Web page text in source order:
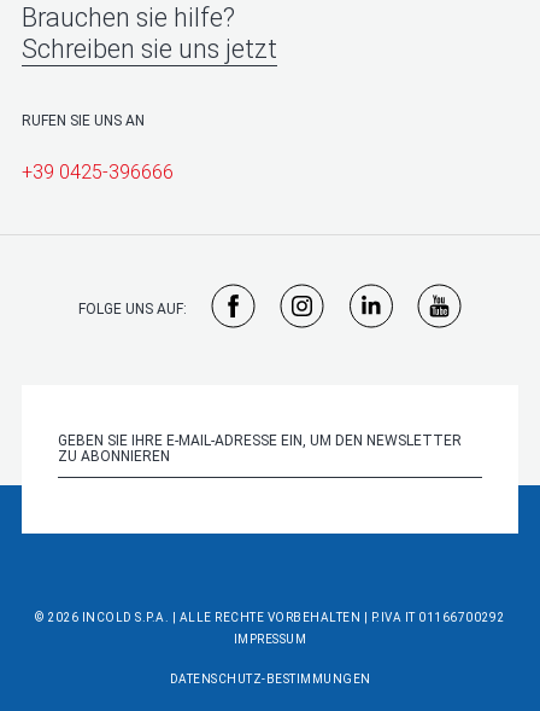
Brauchen sie hilfe?
Schreiben sie uns jetzt
RUFEN SIE UNS AN
+39 0425-396666
FOLGE UNS AUF:
© 2026 INCOLD S.P.A. | ALLE RECHTE VORBEHALTEN | P.IVA IT 01166700292
IMPRESSUM
DATENSCHUTZ-BESTIMMUNGEN